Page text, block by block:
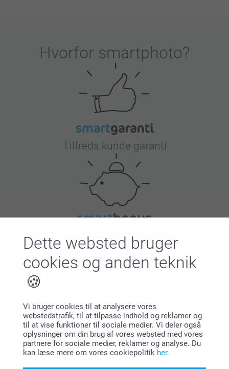
Dette websted bruger
cookies og anden teknik
Vi bruger cookies til at analysere vores
webstedstrafik, til at tilpasse indhold og reklamer og
til at vise funktioner til sociale medier. Vi deler også
oplysninger om din brug af vores websted med vores
partnere for sociale medier, reklamer og analyse. Du
kan læse mere om vores cookiepolitik her.
Hvorfor smartphoto?
Tilfreds kunde garanti
Bonus på alle dine køb
Leder du efter inspiration?